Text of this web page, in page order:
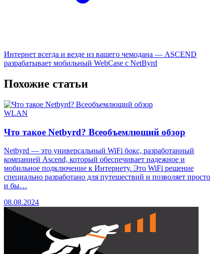
Интернет всегда и везде из вашего чемодана — ASCEND
разрабатывает мобильный WebCase с NetByrd
Похожие статьи
WLAN
Что такое Netbyrd? Всеобъемлющий обзор
Netbyrd — это универсальный WiFi бокс, разработанный
компанией Ascend, который обеспечивает надежное и
мобильное подключение к Интернету. Это WiFi решение
специально разработано для путешествий и позволяет просто
и бы…
08.08.2024